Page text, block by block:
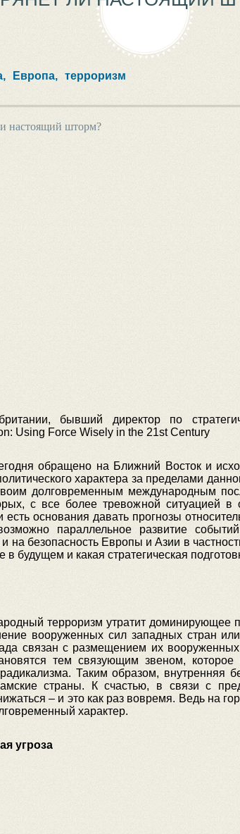
Европа, терроризм
настоящий шторм?
бывший директор по
Using Force Wisely in the 21st Century
обращено на Ближний Восток и
характера за пределами
долговременным международным
с все более тревожной ситуацией в
основания давать прогнозы
параллельное развитие
на безопасность Европы и Азии в
в будущем и какая стратегическая
терроризм утратит доминирующее
вооруженных сил западных стран
связан с размещением их
тем связующим звеном, которое
Таким образом, внутренняя
страны. К счастью, в связи с
– и это как раз вовремя. Ведь на
характер.
угроза